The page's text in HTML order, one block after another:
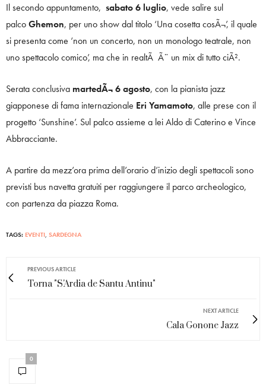
Il secondo appuntamento, sabato 6 luglio, vede salire sul
palcoGhemon, per uno show dal titolo ‘Una cosetta cosÃ¬’, il quale
si presenta come ‘non un concerto, non un monologo teatrale, non
uno spettacolo comico’, ma che in realtÃ Ã¨ un mix di tutto ciÃ².
Serata conclusiva martedÃ¬ 6 agosto, con la pianista jazz
giapponese di fama internazionale Eri Yamamoto, alle prese con il
progetto ‘Sunshine’. Sul palco assieme a lei Aldo di Caterino e Vince
Abbracciante.
A partire da mezz’ora prima dell’orario d’inizio degli spettacoli sono
previsti bus navetta gratuiti per raggiungere il parco archeologico,
con partenza da piazza Roma.
TAGS: EVENTI SARDEGNA
PREVIOUS ARTICLE
Torna "S'Ardia de Santu Antinu"
NEXT ARTICLE
Cala Gonone Jazz
0